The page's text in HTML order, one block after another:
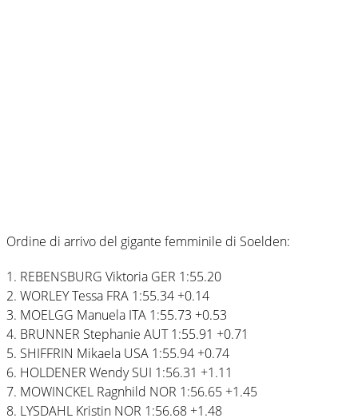
Ordine di arrivo del gigante femminile di Soelden:
1. REBENSBURG Viktoria GER 1:55.20
2. WORLEY Tessa FRA 1:55.34 +0.14
3. MOELGG Manuela ITA 1:55.73 +0.53
4. BRUNNER Stephanie AUT 1:55.91 +0.71
5. SHIFFRIN Mikaela USA 1:55.94 +0.74
6. HOLDENER Wendy SUI 1:56.31 +1.11
7. MOWINCKEL Ragnhild NOR 1:56.65 +1.45
8. LYSDAHL Kristin NOR 1:56.68 +1.48